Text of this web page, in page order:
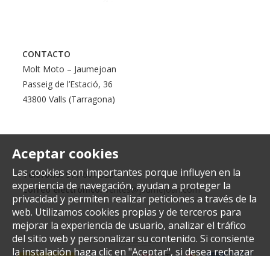
Aceptar cookies
Las cookies son importantes porque influyen en la
experiencia de navegación, ayudan a proteger la
privacidad y permiten realizar peticiones a través de la
web. Utilizamos cookies propias y de terceros para
mejorar la experiencia de usuario, analizar el tráfico
del sitio web y personalizar su contenido. Si consiente
la instalación haga clic en "Aceptar", si desea rechazar
CONTACTO
Molt Moto – Jaumejoan
Passeig de l’Estació, 36
43800 Valls (Tarragona)
Teléfono:977 601 323
Correo electrónico: ventes@jaumejoan.com